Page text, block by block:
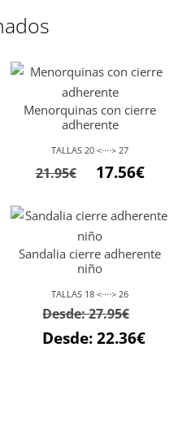
Menorquinas con cierre
adherente
TALLAS 20 <····> 27
21.95€
El
original
era:
21.95€.
17.56€El
Sandalia cierre adherente
niño
TALLAS 18 <····> 26
Desde:27.95€
Desde:22.36€